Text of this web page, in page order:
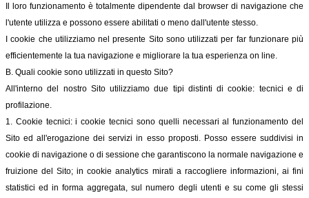
Il loro funzionamento è totalmente dipendente dal browser di navigazione che
l'utente utilizza e possono essere abilitati o meno dall'utente stesso.
I cookie che utilizziamo nel presente Sito sono utilizzati per far funzionare più
efficientemente la tua navigazione e migliorare la tua esperienza on line.
B. Quali cookie sono utilizzati in questo Sito?
All'interno del nostro Sito utilizziamo due tipi distinti di cookie: tecnici e di
profilazione.
1. Cookie tecnici: i cookie tecnici sono quelli necessari al funzionamento del
Sito ed all'erogazione dei servizi in esso proposti. Posso essere suddivisi in
cookie di navigazione o di sessione che garantiscono la normale navigazione e
fruizione del Sito; in cookie analytics mirati a raccogliere informazioni, ai fini
statistici ed in forma aggregata, sul numero degli utenti e su come gli stessi